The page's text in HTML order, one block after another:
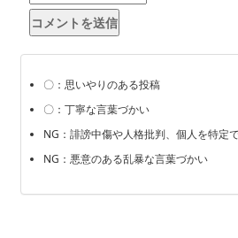
〇：思いやりのある投稿
〇：丁寧な言葉づかい
NG：誹謗中傷や人格批判、個人を特定
NG：悪意のある乱暴な言葉づかい